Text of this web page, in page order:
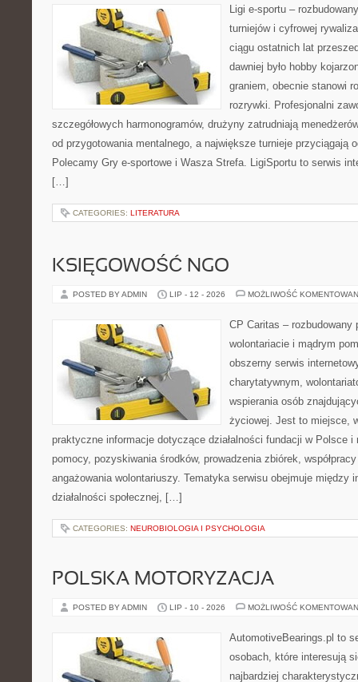
Ligi e-sportu –
turniejów i cyfrowej
ciągu ostatnich lat
dawniej było hobby
graniem, obecnie stanowi
rozrywki. Profesjonalni
szczegółowych harmonogramów, drużyny zatrudniają
od przygotowania mentalnego, a największe turnieje przyciągają
Polecamy Gry e-sportowe i Wasza Strefa. LigiSportu to serwis
[…]
CATEGORIES: LITERATURA
KSIĘGOWOŚĆ NGO
POSTED BY ADMIN LIP - 12 - 2026 MOŻLIWOŚĆ
CP Caritas – rozbudowany
wolontariacie i mądrym
obszerny serwis
charytatywnym,
wspierania osób
życiowej. Jest to miejsce,
praktyczne informacje dotyczące działalności fundacji w Polsce i
pomocy, pozyskiwania środków, prowadzenia zbiórek,
angażowania wolontariuszy. Tematyka serwisu obejmuje między
działalności społecznej, […]
CATEGORIES: NEUROBIOLOGIA I PSYCHOLOGIA
POLSKA MOTORYZACJA
POSTED BY ADMIN LIP - 10 - 2026 MOŻLIWOŚĆ
AutomotiveBearings.pl to
osobach, które interesują
najbardziej